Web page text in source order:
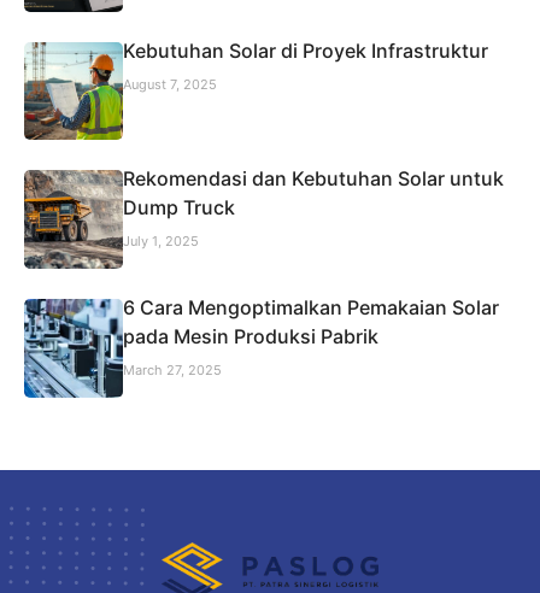
Kebutuhan Solar di Proyek Infrastruktur
August 7, 2025
Rekomendasi dan Kebutuhan Solar untuk
Dump Truck
July 1, 2025
6 Cara Mengoptimalkan Pemakaian Solar
pada Mesin Produksi Pabrik
March 27, 2025